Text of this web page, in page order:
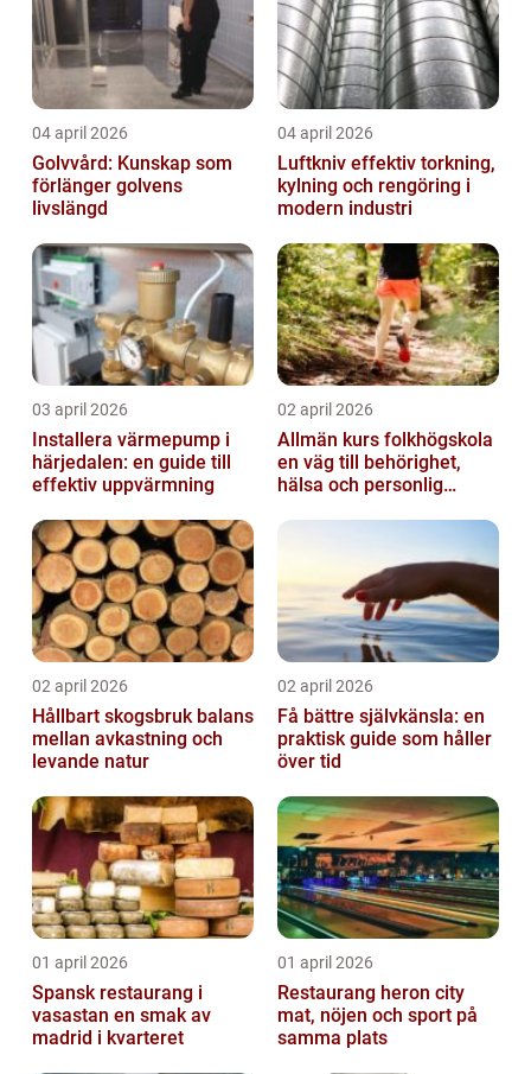
04 april 2026
Golvvård: Kunskap som
förlänger golvens
livslängd
04 april 2026
Luftkniv effektiv torkning,
kylning och rengöring i
modern industri
03 april 2026
Installera värmepump i
härjedalen: en guide till
effektiv uppvärmning
02 april 2026
Allmän kurs folkhögskola
en väg till behörighet,
hälsa och personlig
02 april 2026
Hållbart skogsbruk balans
mellan avkastning och
levande natur
02 april 2026
Få bättre självkänsla: en
praktisk guide som håller
över tid
01 april 2026
Spansk restaurang i
vasastan en smak av
madrid i kvarteret
01 april 2026
Restaurang heron city
mat, nöjen och sport på
samma plats